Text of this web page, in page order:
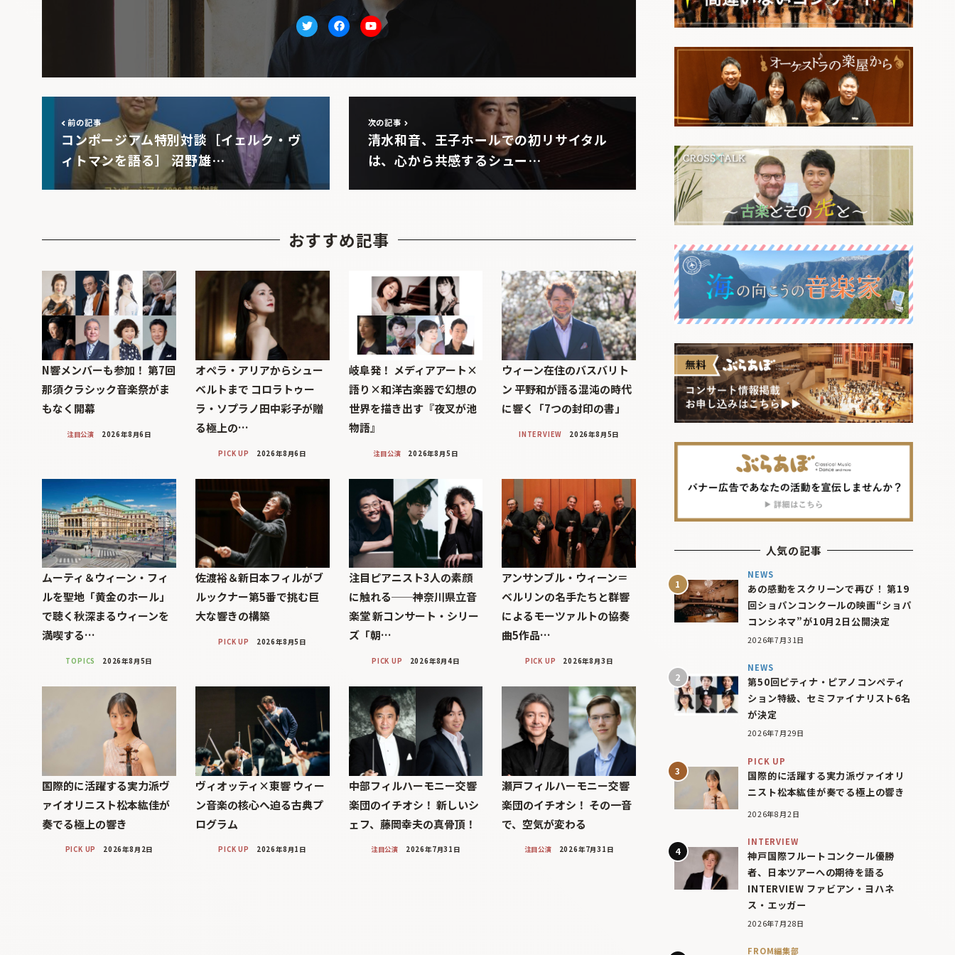
TwitterfacebookYoutube
前の記事
コンポージアム特別対談［イェルク・ヴ
ィトマンを語る］ 沼野雄…
次の記事
清水和音、王子ホールでの初リサイタル
は、心から共感するシュー…
おすすめ記事
N響メンバーも参加！ 第7回
那須クラシック音楽祭がま
もなく開幕
注目公演 2026年8月6日
オペラ・アリアからシュー
ベルトまで コロラトゥー
ラ・ソプラノ田中彩子が贈
る極上の…
PICK UP 2026年8月6日
岐阜発！ メディアアート×
語り×和洋古楽器で幻想の
世界を描き出す『夜叉が池
物語』
注目公演 2026年8月5日
ウィーン在住のバスバリト
ン 平野和が語る混沌の時代
に響く「7つの封印の書」
INTERVIEW 2026年8月5日
ムーティ＆ウィーン・フィ
ルを聖地「黄金のホール」
で聴く秋深まるウィーンを
満喫する…
TOPICS 2026年8月5日
佐渡裕＆新日本フィルがブ
ルックナー第5番で挑む巨
大な響きの構築
PICK UP 2026年8月5日
注目ピアニスト3人の素顔
に触れる──神奈川県立音
楽堂 新コンサート・シリー
ズ「朝…
PICK UP 2026年8月4日
アンサンブル・ウィーン＝
ベルリンの名手たちと群響
によるモーツァルトの協奏
曲5作品…
PICK UP 2026年8月3日
国際的に活躍する実力派ヴ
ァイオリニスト松本紘佳が
奏でる極上の響き
PICK UP 2026年8月2日
ヴィオッティ×東響 ウィー
ン音楽の核心へ迫る古典プ
ログラム
PICK UP 2026年8月1日
中部フィルハーモニー交響
楽団のイチオシ！ 新しいシ
ェフ、藤岡幸夫の真骨頂！
注目公演 2026年7月31日
瀬戸フィルハーモニー交響
楽団のイチオシ！ その一音
で、空気が変わる
注目公演 2026年7月31日
人気の記事
NEWS
あの感動をスクリーンで再び！ 第19
回ショパンコンクールの映画“ショパ
コンシネマ”が10月2日公開決定
2026年7月31日
NEWS
第50回ピティナ・ピアノコンペティ
ション特級、セミファイナリスト6名
が決定
2026年7月29日
PICK UP
国際的に活躍する実力派ヴァイオリ
ニスト松本紘佳が奏でる極上の響き
2026年8月2日
INTERVIEW
神戸国際フルートコンクール優勝
者、日本ツアーへの期待を語る
INTERVIEW ファビアン・ヨハネ
ス・エッガー
2026年7月28日
FROM編集部